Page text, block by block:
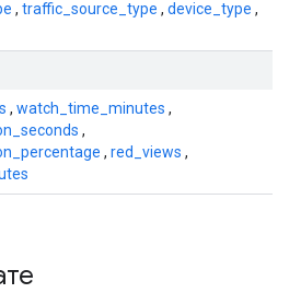
, traffic_source_type , device_type ,
, watch_time_minutes ,
,
, red_views ,